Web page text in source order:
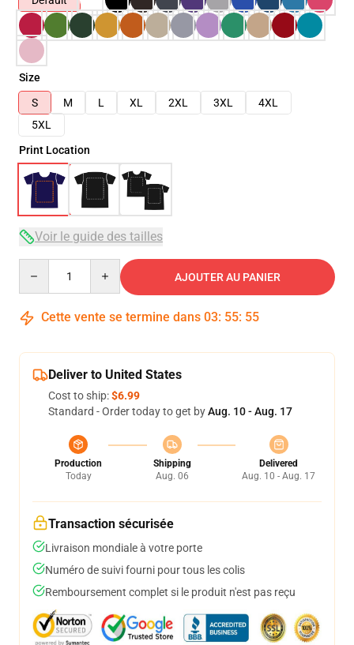
Size
S
M L XL 2XL 3XL
4XL
5XL
Print Location
Voir le guide des tailles
AJOUTER AU PANIER
Cette vente se termine dans 03: 55: 54
Deliver to United States
Cost to ship:$6.99
Standard - Order today to get byAug. 10 - Aug. 17
Production
Today
Shipping
Aug. 06
Delivered
Aug. 10 - Aug. 17
Transaction sécurisée
Livraison mondiale à votre porte
Numéro de suivi fourni pour tous les colis
Remboursement complet si le produit n'est pas reçu